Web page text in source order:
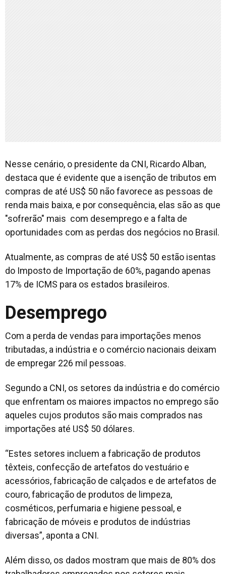
Nesse cenário, o presidente da CNI, Ricardo Alban,
destaca que é evidente que a isenção de tributos em
compras de até US$ 50 não favorece as pessoas de
renda mais baixa, e por consequência, elas são as que
"sofrerão" mais com desemprego e a falta de
oportunidades com as perdas dos negócios no Brasil.
Atualmente, as compras de até US$ 50 estão isentas
do Imposto de Importação de 60%, pagando apenas
17% de ICMS para os estados brasileiros.
Desemprego
Com a perda de vendas para importações menos
tributadas, a indústria e o comércio nacionais deixam
de empregar 226 mil pessoas.
Segundo a CNI, os setores da indústria e do comércio
que enfrentam os maiores impactos no emprego são
aqueles cujos produtos são mais comprados nas
importações até US$ 50 dólares.
“Estes setores incluem a fabricação de produtos
têxteis, confecção de artefatos do vestuário e
acessórios, fabricação de calçados e de artefatos de
couro, fabricação de produtos de limpeza,
cosméticos, perfumaria e higiene pessoal, e
fabricação de móveis e produtos de indústrias
diversas”, aponta a CNI.
Além disso, os dados mostram que mais de 80% dos